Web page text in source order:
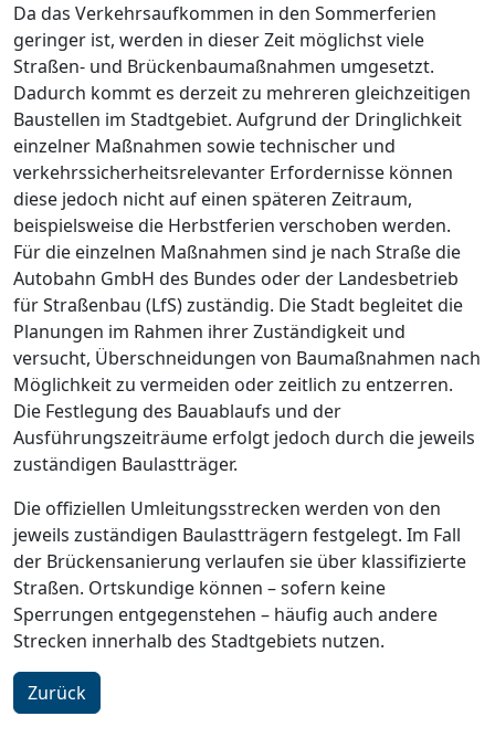
Da das Verkehrsaufkommen in den Sommerferien
geringer ist, werden in dieser Zeit möglichst viele
Straßen- und Brückenbaumaßnahmen umgesetzt.
Dadurch kommt es derzeit zu mehreren gleichzeitigen
Baustellen im Stadtgebiet. Aufgrund der Dringlichkeit
einzelner Maßnahmen sowie technischer und
verkehrssicherheitsrelevanter Erfordernisse können
diese jedoch nicht auf einen späteren Zeitraum,
beispielsweise die Herbstferien verschoben werden.
Für die einzelnen Maßnahmen sind je nach Straße die
Autobahn GmbH des Bundes oder der Landesbetrieb
für Straßenbau (LfS) zuständig. Die Stadt begleitet die
Planungen im Rahmen ihrer Zuständigkeit und
versucht, Überschneidungen von Baumaßnahmen nach
Möglichkeit zu vermeiden oder zeitlich zu entzerren.
Die Festlegung des Bauablaufs und der
Ausführungszeiträume erfolgt jedoch durch die jeweils
zuständigen Baulastträger.
Die offiziellen Umleitungsstrecken werden von den
jeweils zuständigen Baulastträgern festgelegt. Im Fall
der Brückensanierung verlaufen sie über klassifizierte
Straßen. Ortskundige können – sofern keine
Sperrungen entgegenstehen – häufig auch andere
Strecken innerhalb des Stadtgebiets nutzen.
Zurück